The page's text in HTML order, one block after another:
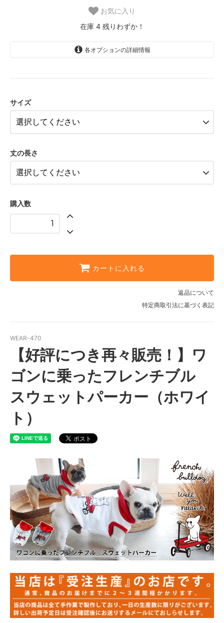
お気に入り
在庫 4 残りわずか！
各オプションの詳細情報
FB-S
FB-M
FB-S
FB-LL
サイズ
丈の長さ
購入数
カートに入れる
返品について
特定商取引法に基づく表記
WEAR-470
【好評につき再々販売！】ワ
ゴンに乗ったフレンチブル
スウェットパーカー（ホワイ
ト）